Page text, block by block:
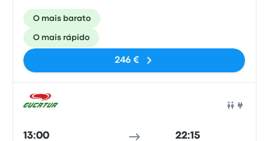
O mais barato
O mais rápido
246 €
13:00 22:15